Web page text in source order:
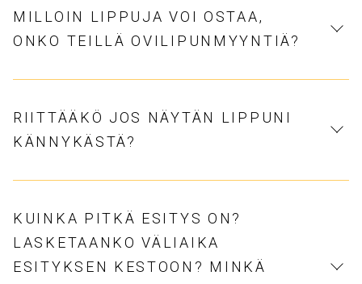
MILLOIN LIPPUJA VOI OSTAA,
ONKO TEILLÄ OVILIPUNMYYNTIÄ?
RIITTÄÄKÖ JOS NÄYTÄN LIPPUNI
KÄNNYKÄSTÄ?
KUINKA PITKÄ ESITYS ON?
LASKETAANKO VÄLIAIKA
ESITYKSEN KESTOON? MINKÄ